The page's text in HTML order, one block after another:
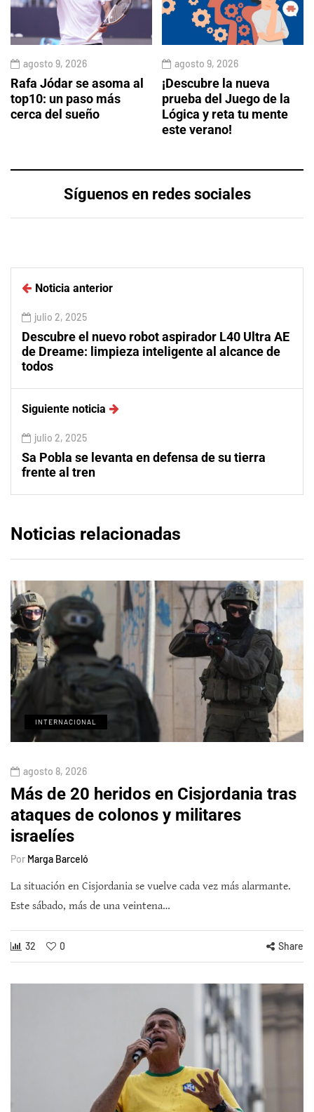
agosto 9, 2026
Rafa Jódar se asoma al
top10: un paso más
cerca del sueño
agosto 9, 2026
¡Descubre la nueva
prueba del Juego de la
Lógica y reta tu mente
este verano!
Síguenos en redes sociales
Noticia anterior
julio 2, 2025
Descubre el nuevo robot aspirador L40 Ultra AE
de Dreame: limpieza inteligente al alcance de
todos
Siguiente noticia
julio 2, 2025
Sa Pobla se levanta en defensa de su tierra
frente al tren
Noticias relacionadas
INTERNACIONAL
agosto 8, 2026
Más de 20 heridos en Cisjordania tras
ataques de colonos y militares
israelíes
Por Marga Barceló
La situación en Cisjordania se vuelve cada vez más alarmante.
Este sábado, más de una veintena…
32 0 Share